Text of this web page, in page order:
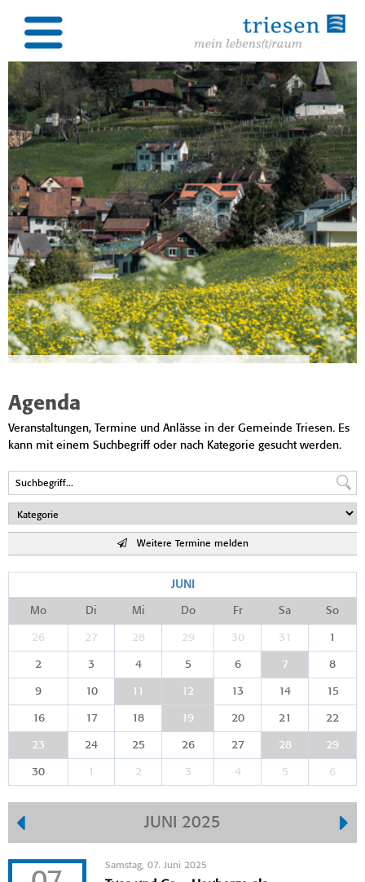
Agenda
Veranstaltungen, Termine und Anlässe in der Gemeinde Triesen. Es
kann mit einem Suchbegriff oder nach Kategorie gesucht werden.
Weitere Termine melden
JUNI
Mo Di Mi Do Fr Sa So
26 27 28 29 30 31 1
2 3 4 5 6 7 8
9 10 11 12 13 14 15
16 17 18 19 20 21 22
23 24 25 26 27 28 29
30 1 2 3 4 5 6
JUNI 2025
Samstag, 07. Juni 2025